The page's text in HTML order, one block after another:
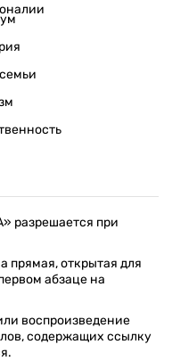
разрешается при
прямая, открытая для
абзаце на
воспроизведение
содержащих ссылку